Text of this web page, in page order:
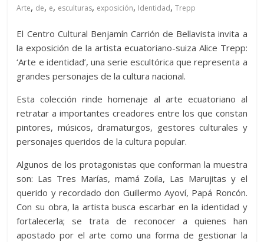
Arte, de, e, esculturas, exposición, Identidad,Trepp
El Centro Cultural Benjamín Carrión de Bellavista invita a
la exposición de la artista ecuatoriano-suiza Alice Trepp:
‘Arte e identidad’, una serie escultórica que representa a
grandes personajes de la cultura nacional.
Esta colección rinde homenaje al arte ecuatoriano al
retratar a importantes creadores entre los que constan
pintores, músicos, dramaturgos, gestores culturales y
personajes queridos de la cultura popular.
Algunos de los protagonistas que conforman la muestra
son: Las Tres Marías, mamá Zoila, Las Marujitas y el
querido y recordado don Guillermo Ayoví, Papá Roncón.
Con su obra, la artista busca escarbar en la identidad y
fortalecerla; se trata de reconocer a quienes han
apostado por el arte como una forma de gestionar la